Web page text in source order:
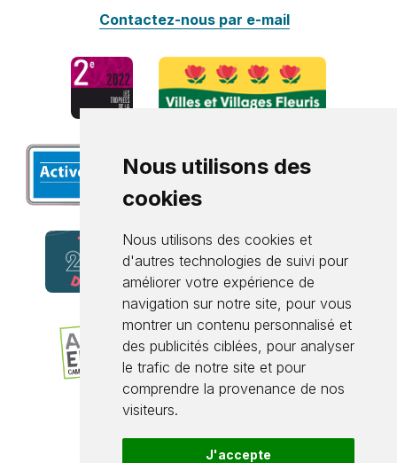
Nous utilisons des
cookies
Nous utilisons des cookies et
d'autres technologies de suivi pour
améliorer votre expérience de
navigation sur notre site, pour vous
montrer un contenu personnalisé et
des publicités ciblées, pour analyser
le trafic de notre site et pour
comprendre la provenance de nos
visiteurs.
J'accepte
Contactez-nous par e-mail